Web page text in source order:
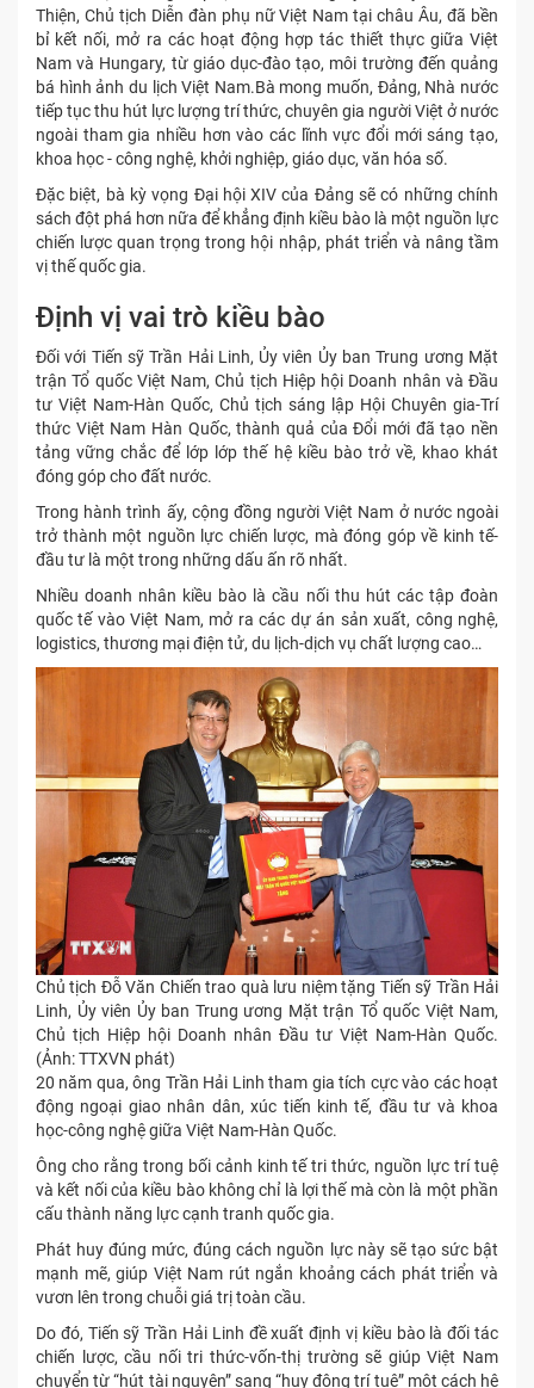
Thiện, Chủ tịch Diễn đàn phụ nữ Việt Nam tại châu Âu, đã bền
bỉ kết nối, mở ra các hoạt động hợp tác thiết thực giữa Việt
Nam và Hungary, từ giáo dục-đào tạo, môi trường đến quảng
bá hình ảnh du lịch Việt Nam.Bà mong muốn, Đảng, Nhà nước
tiếp tục thu hút lực lượng trí thức, chuyên gia người Việt ở nước
ngoài tham gia nhiều hơn vào các lĩnh vực đổi mới sáng tạo,
khoa học - công nghệ, khởi nghiệp, giáo dục, văn hóa số.
Đặc biệt, bà kỳ vọng Đại hội XIV của Đảng sẽ có những chính
sách đột phá hơn nữa để khẳng định kiều bào là một nguồn lực
chiến lược quan trọng trong hội nhập, phát triển và nâng tầm
vị thế quốc gia.
Định vị vai trò kiều bào
Đối với Tiến sỹ Trần Hải Linh, Ủy viên Ủy ban Trung ương Mặt
trận Tổ quốc Việt Nam, Chủ tịch Hiệp hội Doanh nhân và Đầu
tư Việt Nam-Hàn Quốc, Chủ tịch sáng lập Hội Chuyên gia-Trí
thức Việt Nam Hàn Quốc, thành quả của Đổi mới đã tạo nền
tảng vững chắc để lớp lớp thế hệ kiều bào trở về, khao khát
đóng góp cho đất nước.
Trong hành trình ấy, cộng đồng người Việt Nam ở nước ngoài
trở thành một nguồn lực chiến lược, mà đóng góp về kinh tế-
đầu tư là một trong những dấu ấn rõ nhất.
Nhiều doanh nhân kiều bào là cầu nối thu hút các tập đoàn
quốc tế vào Việt Nam, mở ra các dự án sản xuất, công nghệ,
logistics, thương mại điện tử, du lịch-dịch vụ chất lượng cao…
Chủ tịch Đỗ Văn Chiến trao quà lưu niệm tặng Tiến sỹ Trần Hải
Linh, Ủy viên Ủy ban Trung ương Mặt trận Tổ quốc Việt Nam,
Chủ tịch Hiệp hội Doanh nhân Đầu tư Việt Nam-Hàn Quốc.
(Ảnh: TTXVN phát)
20 năm qua, ông Trần Hải Linh tham gia tích cực vào các hoạt
động ngoại giao nhân dân, xúc tiến kinh tế, đầu tư và khoa
học-công nghệ giữa Việt Nam-Hàn Quốc.
Ông cho rằng trong bối cảnh kinh tế tri thức, nguồn lực trí tuệ
và kết nối của kiều bào không chỉ là lợi thế mà còn là một phần
cấu thành năng lực cạnh tranh quốc gia.
Phát huy đúng mức, đúng cách nguồn lực này sẽ tạo sức bật
mạnh mẽ, giúp Việt Nam rút ngắn khoảng cách phát triển và
vươn lên trong chuỗi giá trị toàn cầu.
Do đó, Tiến sỹ Trần Hải Linh đề xuất định vị kiều bào là đối tác
chiến lược, cầu nối tri thức-vốn-thị trường sẽ giúp Việt Nam
chuyển từ “hút tài nguyên” sang “huy động trí tuệ” một cách hệ